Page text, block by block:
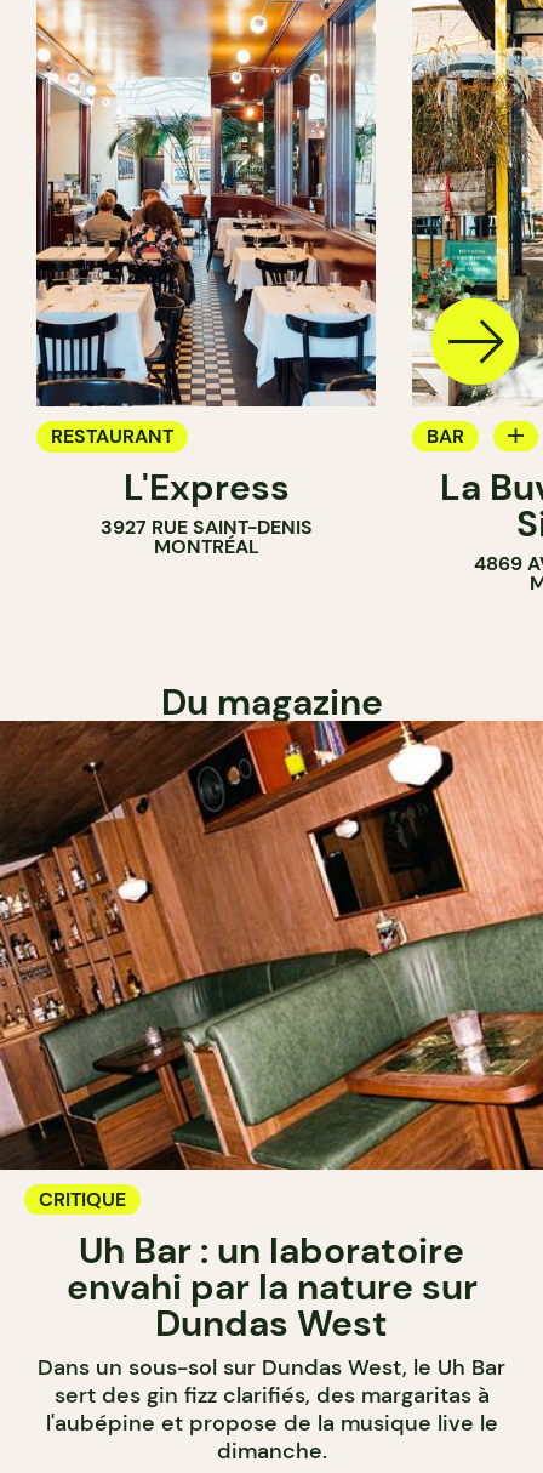
RESTAURANT
L'Express
3927 RUE SAINT-DENIS
MONTRÉAL
BAR
BAR À VIN
La
4869
Du magazine
CRITIQUE
Uh Bar : un laboratoire
envahi par la nature sur
Dundas West
Dans un sous-sol sur Dundas West, le Uh Bar
sert des gin fizz clarifiés, des margaritas à
l'aubépine et propose de la musique live le
dimanche.